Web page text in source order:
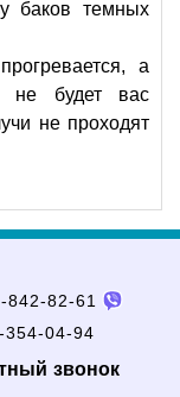
баков темных
а
не будет вас
не проходят
842-82-61
354-04-94
звонок